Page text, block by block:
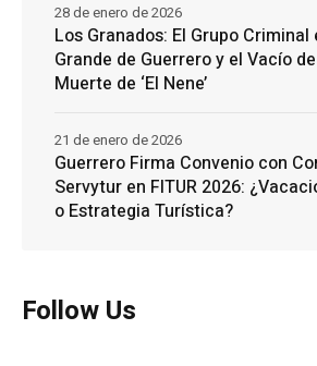
Los Granados: El Grupo Criminal
Grande de Guerrero y el Vacío
Muerte de ‘El Nene’
28 de enero de 2026
Guerrero Firma Convenio con
Servytur en FITUR 2026:
o Estrategia Turística?
21 de enero de 2026
Follow Us